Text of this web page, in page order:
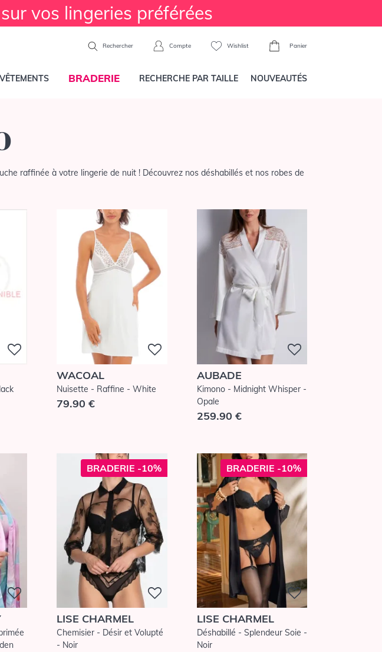
sur vos lingeries préférées
Rechercher Compte Wishlist Panier
VÊTEMENTS BRADERIE RECHERCHE PAR TAILLE NOUVEAUTÉS
raffinée à votre lingerie de nuit ! Découvrez nos déshabillés et nos robes de
WACOAL
Nuisette - Raffine - White
79.90 €
AUBADE
Kimono - Midnight Whisper -
Opale
259.90 €
BRADERIE -10%
LISE CHARMEL
Chemisier - Désir et Volupté
- Noir
BRADERIE -10%
LISE CHARMEL
Déshabillé - Splendeur Soie -
Noir